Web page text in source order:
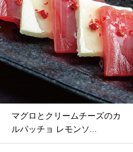
マグロとクリームチーズのカ
ルパッチョ レモンソ...